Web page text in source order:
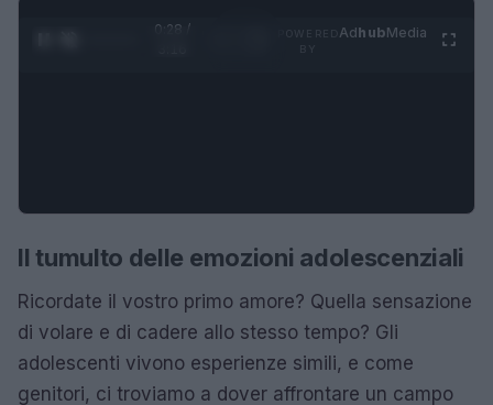
0:28 /
AdhubMedia
Il tumulto delle emozioni adolescenziali
Ricordate il vostro primo amore? Quella sensazione
di volare e di cadere allo stesso tempo? Gli
adolescenti vivono esperienze simili, e come
genitori, ci troviamo a dover affrontare un campo